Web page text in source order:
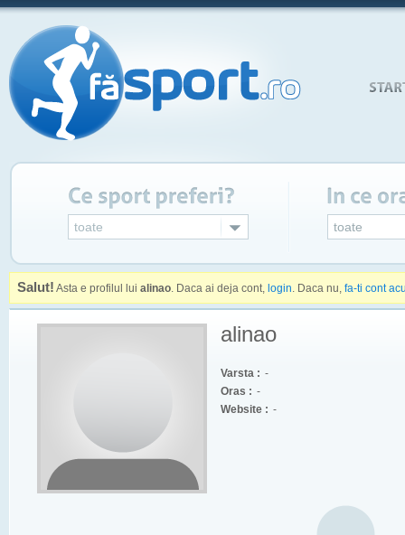
toate toate
Salut! Asta e profilul lui alinao. Daca ai deja cont, login. Daca nu, fa-ti cont
alinao
Varsta : -
Oras : -
Website : -